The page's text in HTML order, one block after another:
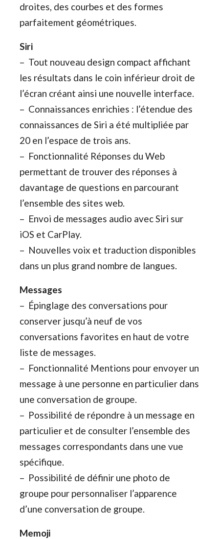
droites, des courbes et des formes
parfaitement géométriques.
Siri
– Tout nouveau design compact affichant
les résultats dans le coin inférieur droit de
l’écran créant ainsi une nouvelle interface.
– Connaissances enrichies : l’étendue des
connaissances de Siri a été multipliée par
20 en l’espace de trois ans.
– Fonctionnalité Réponses du Web
permettant de trouver des réponses à
davantage de questions en parcourant
l’ensemble des sites web.
– Envoi de messages audio avec Siri sur
iOS et CarPlay.
– Nouvelles voix et traduction disponibles
dans un plus grand nombre de langues.
Messages
– Épinglage des conversations pour
conserver jusqu’à neuf de vos
conversations favorites en haut de votre
liste de messages.
– Fonctionnalité Mentions pour envoyer un
message à une personne en particulier dans
une conversation de groupe.
– Possibilité de répondre à un message en
particulier et de consulter l’ensemble des
messages correspondants dans une vue
spécifique.
– Possibilité de définir une photo de
groupe pour personnaliser l’apparence
d’une conversation de groupe.
Memoji